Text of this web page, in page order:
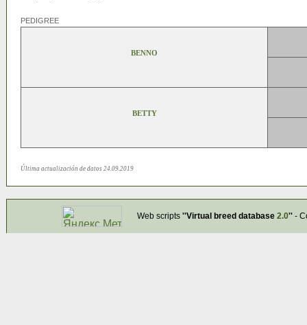
PEDIGREE
BENNO
BETTY
Última actualización de datos 24.09.2019
Web scripts ''Virtual breed database 2.0''-